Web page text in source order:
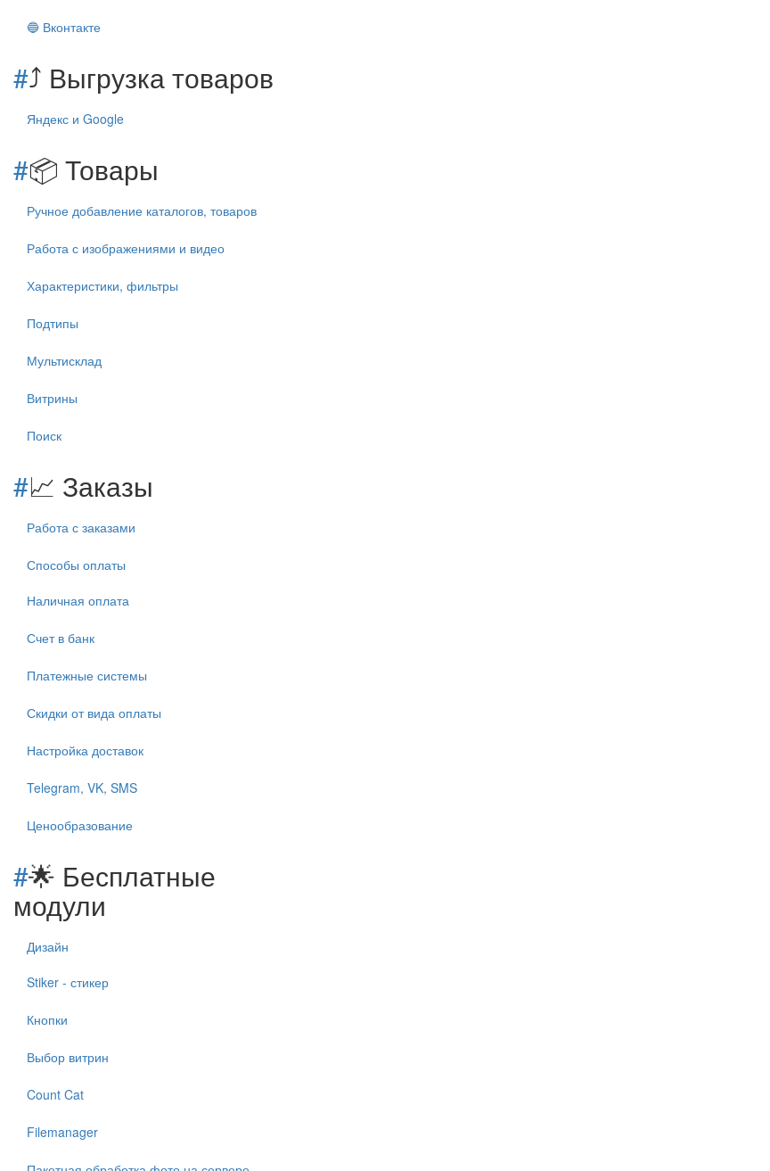
🔵 Вконтакте
#⤴️ Выгрузка товаров
Яндекс и Google
#📦 Товары
Ручное добавление каталогов, товаров
Работа с изображениями и видео
Характеристики, фильтры
Подтипы
Мультисклад
Витрины
Поиск
#📈 Заказы
Работа с заказами
Способы оплаты
Наличная оплата
Счет в банк
Платежные системы
Скидки от вида оплаты
Настройка доставок
Telegram, VK, SMS
Ценообразование
#🌟 Бесплатные
модули
Дизайн
Stiker - стикер
Кнопки
Выбор витрин
Count Cat
Filemanager